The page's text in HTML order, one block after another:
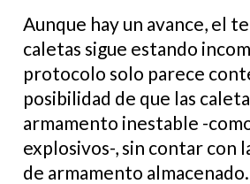
Aunque hay un avance, el
caletas sigue estando
protocolo solo parece
posibilidad de que las
armamento inestable -
explosivos-, sin contar con
de armamento